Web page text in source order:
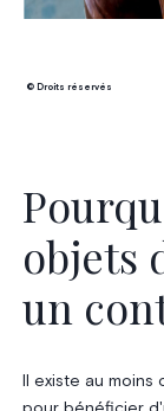
© Droits réservés
objets
un
Il existe au